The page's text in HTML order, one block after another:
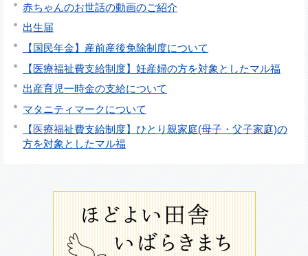
赤ちゃんのお世話の動画のご紹介
出生届
【国民年金】産前産後免除制度について
【医療福祉費支給制度】妊産婦の方を対象としたマル福
出産育児一時金の支給について
マタニティマークについて
【医療福祉費支給制度】ひとり親家庭(母子・父子家庭)の
方を対象としたマル福